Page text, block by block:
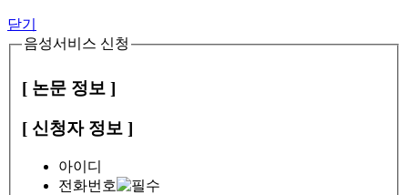
닫기
음성서비스 신청
[ 논문 정보 ]
[ 신청자 정보 ]
아이디
전화번호